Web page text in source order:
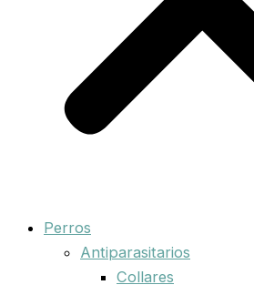
Perros
Antiparasitarios
Collares